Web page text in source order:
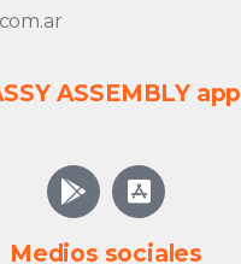
ASSEMBLY app
Medios sociales